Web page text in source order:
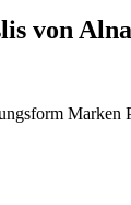
von
Marken